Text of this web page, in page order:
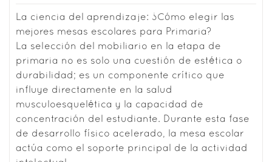
La ciencia del aprendizaje: ¿Cómo elegir las
mejores mesas escolares para Primaria?
La selección del mobiliario en la etapa de
primaria no es solo una cuestión de estética o
durabilidad; es un componente crítico que
influye directamente en la salud
musculoesquelética y la capacidad de
concentración del estudiante. Durante esta fase
de desarrollo físico acelerado, la mesa escolar
actúa como el soporte principal de la actividad